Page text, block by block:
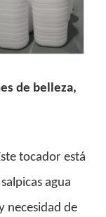
de belleza,
tocador está
agua
necesidad de